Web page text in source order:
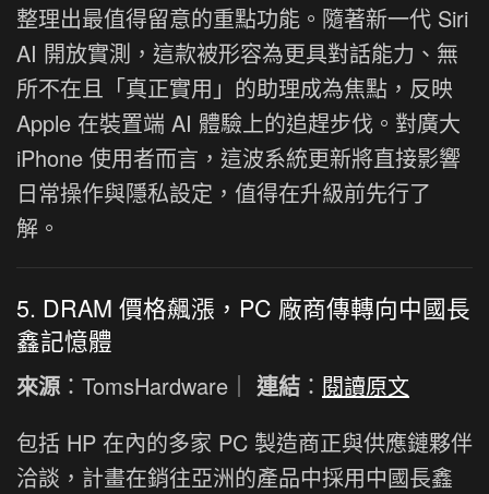
整理出最值得留意的重點功能。隨著新一代 Siri
AI 開放實測，這款被形容為更具對話能力、無
所不在且「真正實用」的助理成為焦點，反映
Apple 在裝置端 AI 體驗上的追趕步伐。對廣大
iPhone 使用者而言，這波系統更新將直接影響
日常操作與隱私設定，值得在升級前先行了
解。
5. DRAM 價格飆漲，PC 廠商傳轉向中國長
鑫記憶體
來源 ：TomsHardware｜ 連結 ： 閱讀原文
包括 HP 在內的多家 PC 製造商正與供應鏈夥伴
洽談，計畫在銷往亞洲的產品中採用中國長鑫